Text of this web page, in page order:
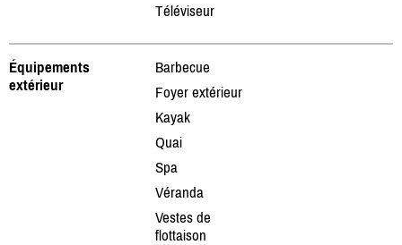
Téléviseur
Équipements
extérieur
Barbecue
Foyer extérieur
Kayak
Quai
Spa
Véranda
Vestes de
flottaison